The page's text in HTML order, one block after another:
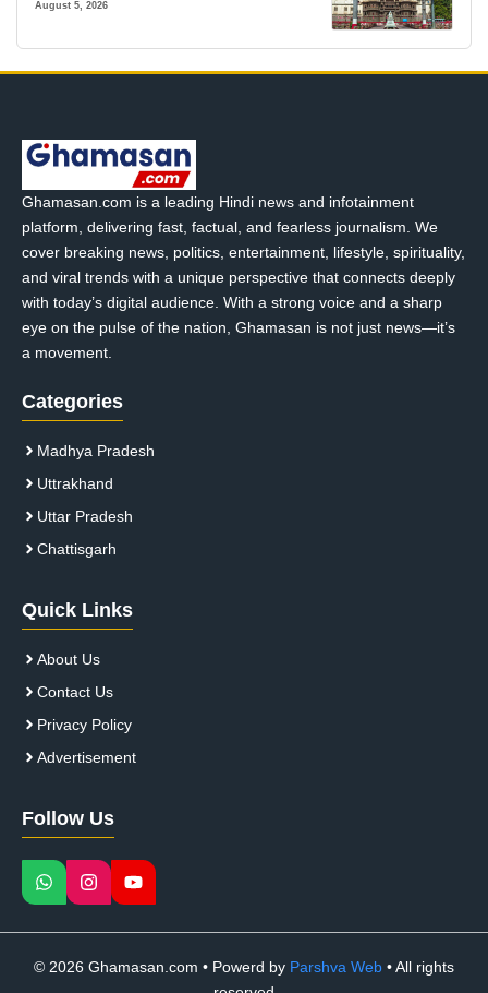
August 5, 2026
Ghamasan.com is a leading Hindi news and infotainment
platform, delivering fast, factual, and fearless journalism. We
cover breaking news, politics, entertainment, lifestyle, spirituality,
and viral trends with a unique perspective that connects deeply
with today’s digital audience. With a strong voice and a sharp
eye on the pulse of the nation, Ghamasan is not just news—it’s
a movement.
Categories
Madhya Pradesh
Uttrakhand
Uttar Pradesh
Chattisgarh
Quick Links
About Us
Contact Us
Privacy Policy
Advertisement
Follow Us
© 2026 Ghamasan.com • Powerd by Parshva Web • All rights